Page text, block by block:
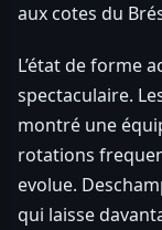
aux cotes du
L’état de forme
spectaculaire.
montré une
rotations
evolue.
qui laisse